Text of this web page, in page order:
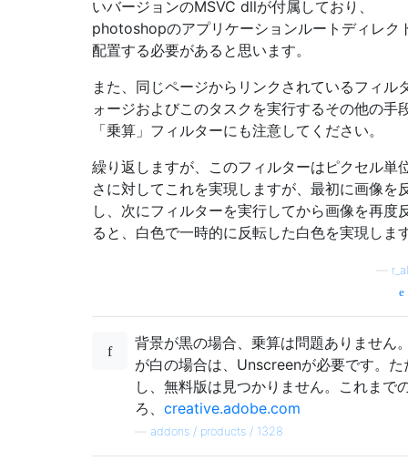
いバージョンのMSVC dllが付属しており、
photoshopのアプリケーションルートディレク
配置する必要があると思います。
また、同じページからリンクされているフィル
ォージおよびこのタスクを実行するその他の手
「乗算」フィルターにも注意してください。
繰り返しますが、このフィルターはピクセル単
さに対してこれを実現しますが、最初に画像を
し、次にフィルターを実行してから画像を再度
ると、白色で一時的に反転した白色を実現しま
背景が黒の場合、乗算は問題ありません
が白の場合は、Unscreenが必要です。た
し、無料版は見つかりません。これまで
ろ、 creative.adobe.com
addons / products / 1328